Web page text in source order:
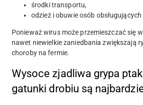
środki transportu,
odzież i obuwie osób
Ponieważ wirus może przemieszczać się
nawet niewielkie zaniedbania zwiększają
choroby na fermie.
Wysoce zjadliwa grypa
gatunki drobiu są